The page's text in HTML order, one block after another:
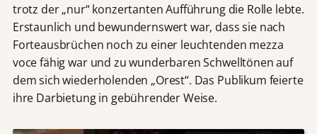
trotz der „nur“ konzertanten Aufführung die Rolle lebte.
Erstaunlich und bewundernswert war, dass sie nach
Forteausbrüchen noch zu einer leuchtenden mezza
voce fähig war und zu wunderbaren Schwelltönen auf
dem sich wiederholenden „Orest“. Das Publikum feierte
ihre Darbietung in gebührender Weise.